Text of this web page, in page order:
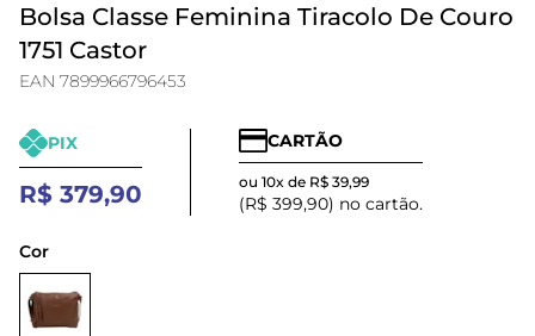
Bolsa Classe Feminina Tiracolo De Couro
1751 Castor
EAN 7899966796453
PIX
R$ 379,90
CARTÃO
ou 10x de R$ 39,99
(R$ 399,90) no cartão.
Cor